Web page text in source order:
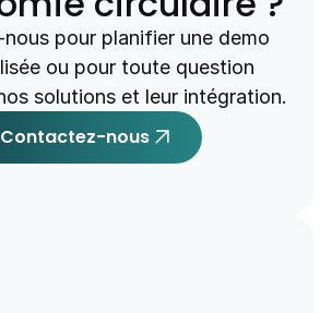
pour planifier une demo
ou pour toute question
solutions et leur intégration.
Contactez-nousarrow_outward